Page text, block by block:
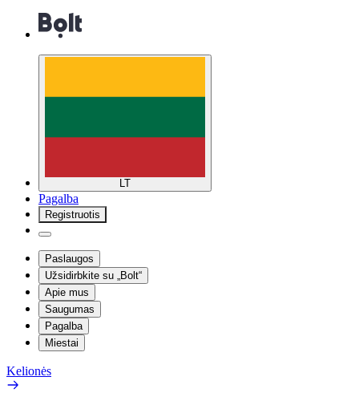
LT
Pagalba
Registruotis
Paslaugos
Užsidirbkite su „Bolt“
Apie mus
Saugumas
Pagalba
Miestai
Kelionės